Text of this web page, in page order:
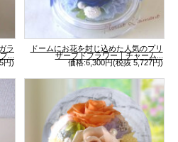
ラ
...
円)
ドームにお花を封じ込めた人気のプリ
ザーブドフラワー｜チャーム...
価格:6,300円(税抜 5,727円)